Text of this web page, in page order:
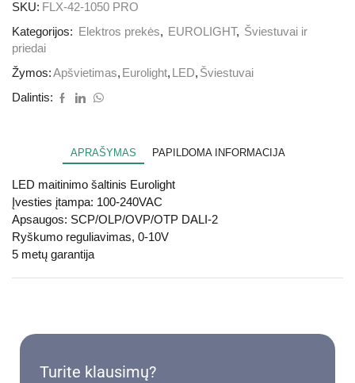
SKU: FLX-42-1050 PRO
Kategorijos:
Elektros prekės, EUROLIGHT, Šviestuvai ir
priedai
Žymos:Apšvietimas, Eurolight, LED, Šviestuvai
Dalintis:
APRAŠYMAS PAPILDOMA INFORMACIJA
LED maitinimo šaltinis Eurolight
Įvesties įtampa: 100-240VAC
Apsaugos: SCP/OLP/OVP/OTP DALI-2
Ryškumo reguliavimas, 0-10V
5 metų garantija
Turite klausimų?